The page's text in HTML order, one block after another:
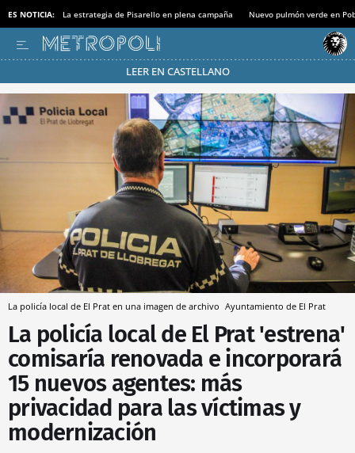
ES NOTICIA: La estrategia de Pisarello en plena campaña Nuevo pulmón verde en
LEER EN CASTELLANO
Pásate al MODO AHORRO
La policía local de El Prat en una imagen de archivo Ayuntamiento de El Prat
La policía local de El Prat 'estrena'
comisaría renovada e incorporará
15 nuevos agentes: más
privacidad para las víctimas y
modernización